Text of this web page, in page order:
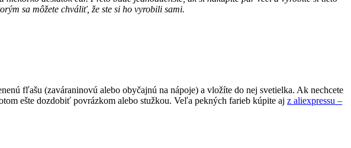
sa môžete chváliť, že ste si ho vyrobili sami.
fľašu (zaváraninovú alebo obyčajnú na nápoje) a vložíte do nej svetielka. Ak nechcete
ešte dozdobiť povrázkom alebo stužkou. Veľa pekných farieb kúpite aj z aliexpressu –